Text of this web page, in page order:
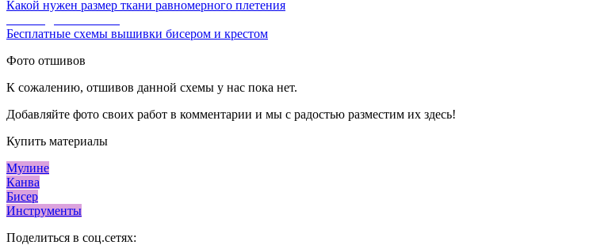
Какой нужен размер ткани равномерного плетения
Бесплатные схемы вышивки бисером и крестом
Фото отшивов
К сожалению, отшивов данной схемы у нас пока нет.
Добавляйте фото своих работ в комментарии и мы с радостью разместим их здесь!
Купить материалы
Мулине
Канва
Бисер
Инструменты
Поделиться в соц.сетях: